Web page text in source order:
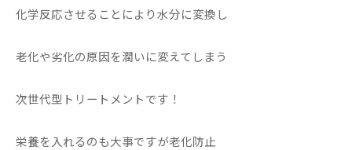
化学反応させることにより水分に変換し
老化や劣化の原因を潤いに変えてしまう
次世代型トリートメントです！
栄養を入れるのも大事ですが老化防止